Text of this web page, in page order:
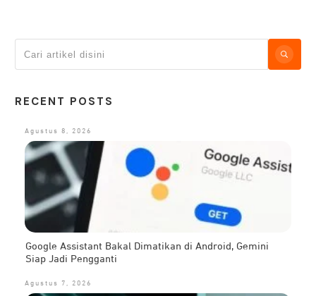
RECENT POSTS
Agustus 8, 2026
Google Assistant Bakal Dimatikan di Android, Gemini
Siap Jadi Pengganti
Agustus 7, 2026